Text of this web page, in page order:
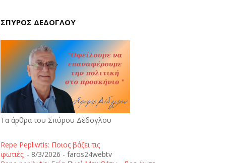
ΣΠΥΡΟΣ ΔΕΔΟΓΛΟΥ
Τα άρθρα του Σπύρου Δέδογλου
Repe Pepliwtis: Ποιος βάζει τις
φωτιές; - 8/3/2026 - faros24webtv